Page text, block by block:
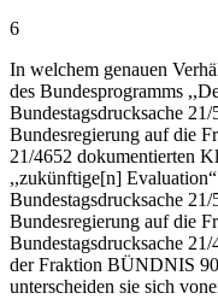
6
In welchem genauen
des Bundesprogramms
Bundestagsdrucksache
Bundesregierung auf die
21/4652 dokumentierten
,,zukünftige[n]
Bundestagsdrucksache
Bundesregierung auf die
Bundestagsdrucksache
der Fraktion BÜNDNIS
unterscheiden sie sich